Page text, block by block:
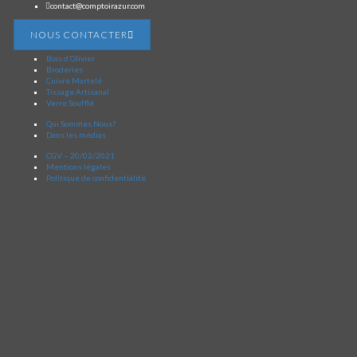
contact@comptoirazur.com
NOUS CONTACTER
Bois d’Olivier
Broderies
Cuivre Martelé
Tissage Artisanal
Verre Soufflé
Qui Sommes Nous?
Dans les médias
CGV – 20/02/2021
Mentions légales
Politique de confidentialité